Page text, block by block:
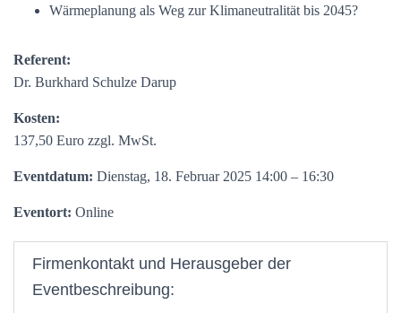
Wärmeplanung als Weg zur Klimaneutralität bis 2045?
Referent:
Dr. Burkhard Schulze Darup
Kosten:
137,50 Euro zzgl. MwSt.
Eventdatum: Dienstag, 18. Februar 2025 14:00 – 16:30
Eventort: Online
Firmenkontakt und Herausgeber der
Eventbeschreibung: